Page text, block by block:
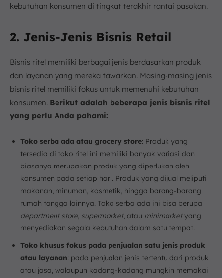
kebutuhan konsumen di tingkat terakhir rantai pasokan.
2. Jenis-Jenis Bisnis Retail
Bisnis ritel memiliki berbagai jenis berdasarkan produk
dan layanan yang mereka tawarkan. Masing-masing jenis
bisnis ritel memiliki fokus untuk memenuhi kebutuhan
konsumen. Berikut adalah beberapa jenis bisnis ritel
yang perlu Anda pahami:
Toko serba ada atau grocery store: Produk yang
tersedia di toko ritel ini memiliki banyak variasi dan
biasanya merupakan produk yang diperlukan oleh
konsumen pada setiap hari. Produk yang dijual meliputi
makanan, minuman, kosmetik, hingga barang-barang
rumah tangga lainnya. Toko serba ada ini bisa berupa
department store, supermarket, atau minimarketyang
menyediakan segala kebutuhan dalam satu tempat.
Toko khusus fokus pada penjualan satu jenis produk
atau layanan: pada penjualan jenis tertentu dari produk
atau jasa, walaupun kadang-kadang mungkin memakai